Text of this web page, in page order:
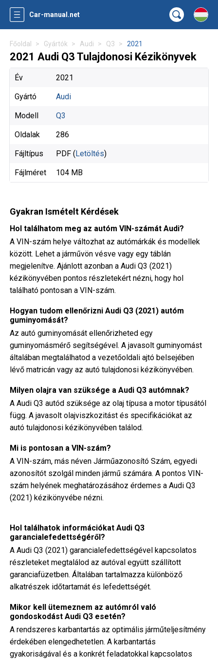
Car-manual.net
Főoldal Gyártók Audi Q3 2021
2021 Audi Q3 Tulajdonosi Kézikönyvek
Év 2021
Gyártó Audi
Modell Q3
Oldalak 286
Fájltípus PDF (Letöltés)
Fájlméret 104 MB
Gyakran Ismételt Kérdések
Hol találhatom meg az autóm VIN-számát Audi?
A VIN-szám helye változhat az autómárkák és modellek
között. Lehet a járművön vésve vagy egy táblán
megjelenítve. Ajánlott azonban a Audi Q3 (2021)
kézikönyvében pontos részletekért nézni, hogy hol
található pontosan a VIN-szám.
Hogyan tudom ellenőrizni Audi Q3 (2021) autóm
guminyomását?
Az autó guminyomását ellenőrizheted egy
guminyomásmérő segítségével. A javasolt guminyomást
általában megtalálhatod a vezetőoldali ajtó belsejében
lévő matricán vagy az autó tulajdonosi kézikönyvében.
Milyen olajra van szüksége a Audi Q3 autómnak?
A Audi Q3 autód szüksége az olaj típusa a motor típusától
függ. A javasolt olajviszkozitást és specifikációkat az
autó tulajdonosi kézikönyvében találod.
Mi is pontosan a VIN-szám?
A VIN-szám, más néven Járműazonosító Szám, egyedi
azonosítót szolgál minden jármű számára. A pontos VIN-
szám helyének meghatározásához érdemes a Audi Q3
(2021) kézikönyvébe nézni.
Hol találhatok információkat Audi Q3
garancialefedettségéről?
A Audi Q3 (2021) garancialefedettségével kapcsolatos
részleteket megtalálod az autóval együtt szállított
garanciafüzetben. Általában tartalmazza különböző
alkatrészek időtartamát és lefedettségét.
Mikor kell ütemeznem az autómról való
gondoskodást Audi Q3 esetén?
A rendszeres karbantartás az optimális járműteljesítmény
érdekében elengedhetetlen. A karbantartás
gyakoriságával és a konkrét feladatokkal kapcsolatos